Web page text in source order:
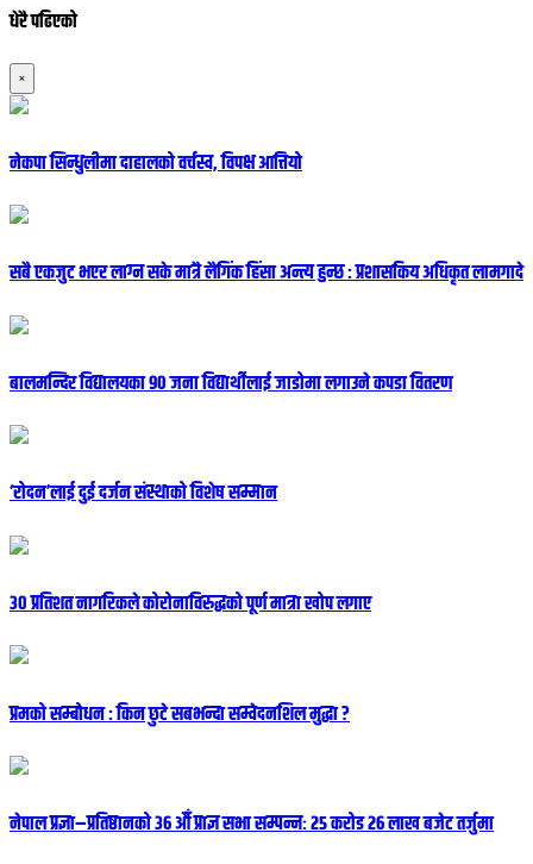
धेरै पढिएको
×
नेकपा सिन्धुलीमा दाहालको वर्चस्व, विपक्ष आत्तियो
सबै एकजुट भएर लाग्न सके मात्रै लैगिंक हिंसा अन्त्य हुन्छ : प्रशासकिय अधिकृत लामगादे
बालमन्दिर विद्यालयका ९० जना विद्यार्थीलाई जाडोमा लगाउने कपडा वितरण
‘रोदन’लाई दुई दर्जन संस्थाको विशेष सम्मान
३० प्रतिशत नागरिकले कोरोनाविरुद्धको पूर्ण मात्रा खोप लगाए
प्रमको सम्बोधन : किन छुटे सबभन्दा सम्वेदनशिल मुद्धा ?
नेपाल प्रज्ञा–प्रतिष्ठानको ३६ औँ प्राज्ञ सभा सम्पन्नः २५ करोड २६ लाख बजेट तर्जुमा